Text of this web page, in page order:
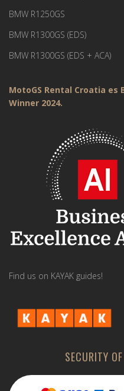
BMW R1250GS
BMW R1300GS (EDS)
BMW R1300GS (EDS + ACA)
MotoGS Rental Croatia es
Winner 2024.
Find us on KAYAK guides!
SECURITY